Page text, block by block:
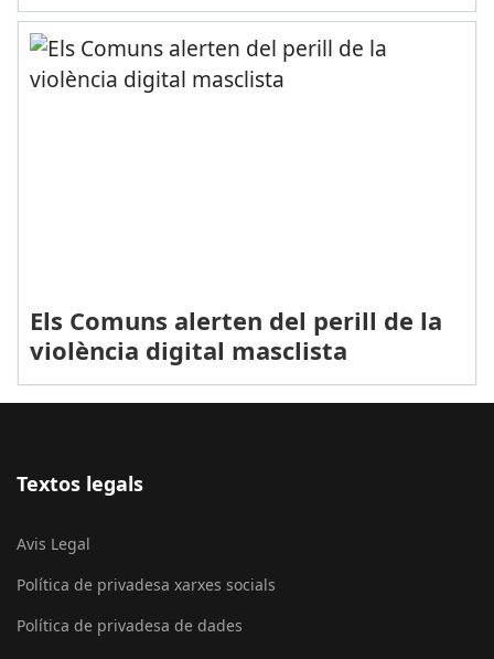
Els Comuns alerten del perill de la
violència digital masclista
Textos legals
Avis Legal
Política de privadesa xarxes socials
Política de privadesa de dades